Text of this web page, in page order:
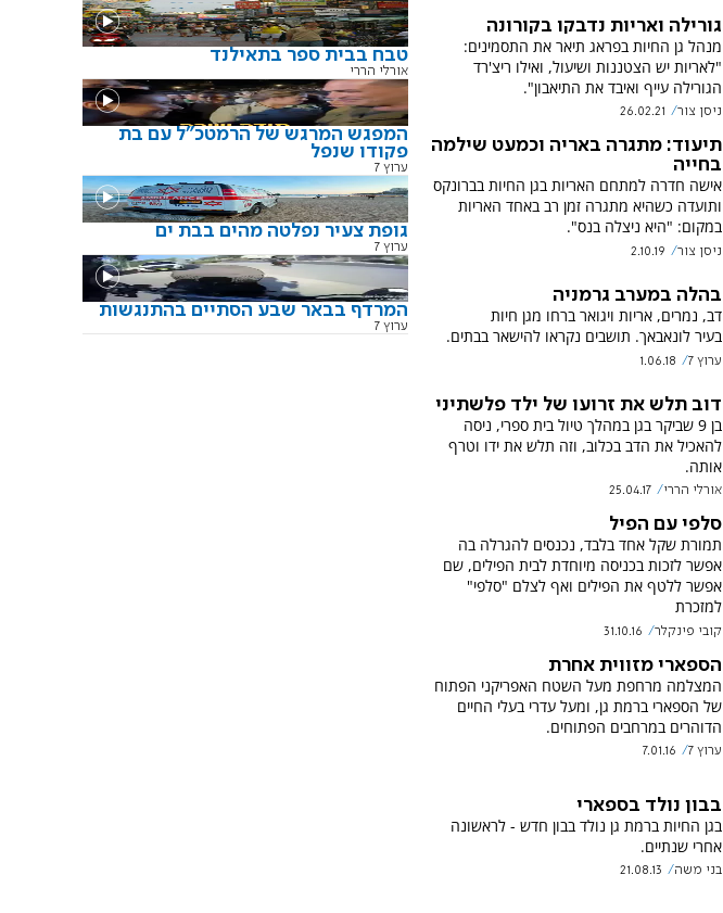
גורילה ואריות נדבקו בקורונה
מנהל גן החיות בפראג תיאר את התסמינים:
"לאריות יש הצטננות ושיעול, ואילו ריצ'רד
הגורילה עייף ואיבד את התיאבון".
ניסן צור 26.02.21
תיעוד: מתגרה באריה וכמעט שילמה
בחייה
אישה חדרה למתחם האריות בגן החיות בברונקס
ותועדה כשהיא מתגרה זמן רב באחד האריות
במקום: "היא ניצלה בנס".
ניסן צור 2.10.19
בהלה במערב גרמניה
דב, נמרים, אריות ויגואר ברחו מגן חיות
בעיר לונאבאך. תושבים נקראו להישאר בבתים.
ערוץ 7 1.06.18
דוב תלש את זרועו של ילד פלשתיני
בן 9 שביקר בגן במהלך טיול בית ספרי, ניסה
להאכיל את הדב בכלוב, וזה תלש את ידו וטרף
אותה.
אורלי הררי 25.04.17
סלפי עם הפיל
תמורת שקל אחד בלבד, נכנסים להגרלה בה
אפשר לזכות בכניסה מיוחדת לבית הפילים, שם
אפשר ללטף את הפילים ואף לצלם "סלפי"
למזכרת
קובי פינקלר 31.10.16
הספארי מזווית אחרת
המצלמה מרחפת מעל השטח האפריקני הפתוח
של הספארי ברמת גן, ומעל עדרי בעלי החיים
הדוהרים במרחבים הפתוחים.
ערוץ 7 7.01.16
בבון נולד בספארי
בגן החיות ברמת גן נולד בבון חדש - לראשונה
אחרי שנתיים.
בני משה 21.08.13
טבח בבית ספר בתאילנד
אורלי הררי
המפגש המרגש של הרמטכ"ל עם בת
פקודו שנפל
ערוץ 7
גופת צעיר נפלטה מהים בבת ים
ערוץ 7
המרדף בבאר שבע הסתיים בהתנגשות
ערוץ 7